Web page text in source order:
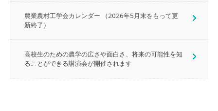
農業農村工学会カレンダー （2026年5月末をもって更
新終了）
高校生のための農学の広さや面白さ、将来の可能性を知
ることができる講演会が開催されます